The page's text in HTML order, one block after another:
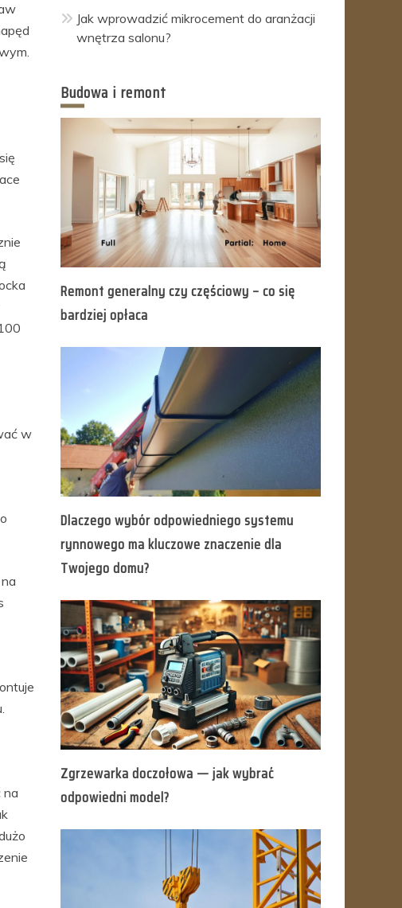
w
na
Jak wprowadzić mikrocement do aranżacji
wnętrza salonu?
Budowa i remont
Remont generalny czy częściowy – co się
bardziej opłaca
Dlaczego wybór odpowiedniego systemu
rynnowego ma kluczowe znaczenie dla
Twojego domu?
Zgrzewarka doczołowa — jak wybrać
odpowiedni model?